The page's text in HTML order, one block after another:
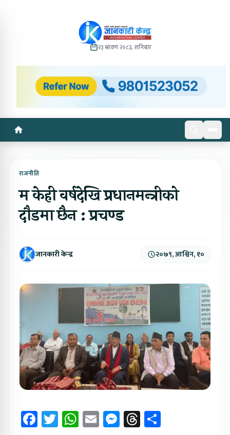
२३ श्रावण २०८३, शनिबार
राजनीति
म केही वर्षदेखि प्रधानमन्त्रीको
दौडमा छैन : प्रचण्ड
जानकारी केन्द्र २०७९, आश्विन, १०
Facebook
Twitter
WhatsApp
EmailMessenger
Threads